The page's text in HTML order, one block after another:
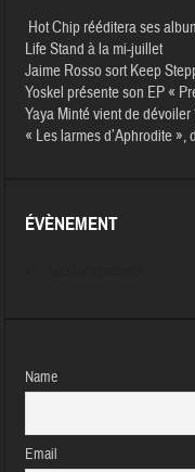
Hot Chip rééditera ses
Life Stand à la mi-juillet
Jaime Rosso sort Keep
Yoskel présente son EP «
Yaya Minté vient de dévoiler
« Les larmes d’Aphrodite
ÉVÈNEMENT
Name
Email